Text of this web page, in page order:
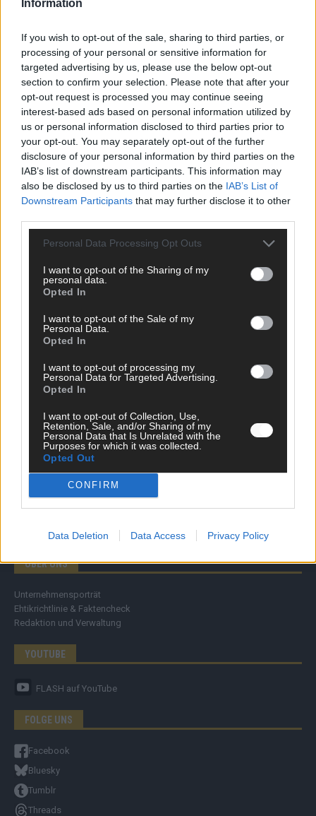
Information
If you wish to opt-out of the sale, sharing to third parties, or
processing of your personal or sensitive information for
targeted advertising by us, please use the below opt-out
section to confirm your selection. Please note that after your
opt-out request is processed you may continue seeing
interest-based ads based on personal information utilized by
us or personal information disclosed to third parties prior to
your opt-out. You may separately opt-out of the further
disclosure of your personal information by third parties on the
IAB’s list of downstream participants. This information may
also be disclosed by us to third parties on the IAB’s List of
Downstream Participants that may further disclose it to other
Personal Data Processing Opt Outs
I want to opt-out of the Sharing of my
personal data.
Opted In
I want to opt-out of the Sale of my
Personal Data.
Opted In
I want to opt-out of processing my
Personal Data for Targeted Advertising.
Opted In
I want to opt-out of Collection, Use,
Retention, Sale, and/or Sharing of my
Personal Data that Is Unrelated with the
Purposes for which it was collected.
Opted Out
CONFIRM
Data Deletion Data Access Privacy Policy
SCHNELL ZUM RESSORT
Nachrichten
Wirtschaft
Ratgeber
Kommentar
Eurovision
FLASH – DAS VIDEOPORTAL
ÜBER UNS
Unternehmensporträt
Ehtikrichtlinie & Faktencheck
Redaktion und Verwaltung
YOUTUBE
FLASH auf YouTube
FOLGE UNS
Facebook
Bluesky
Tumblr
Threads